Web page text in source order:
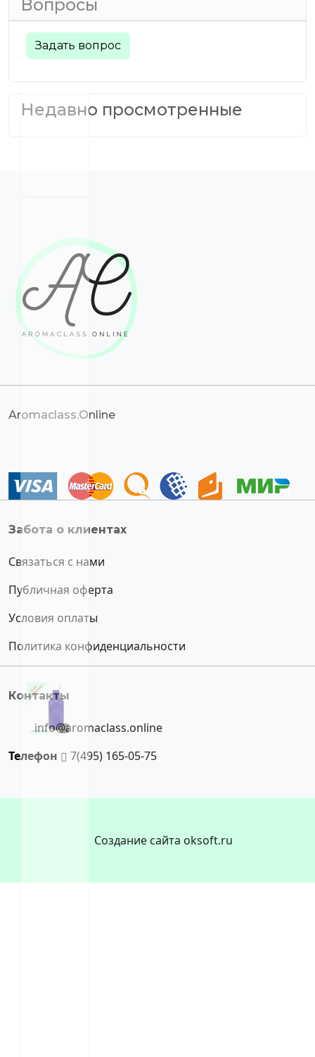
Вопросы
Задать вопрос
Недавно просмотренные
Aromaclass.Online
Забота о клиентах
Связаться с нами
Публичная оферта
Условия оплаты
Политика конфиденциальности
Контакты
info@aromaclass.online
Телефон
7(495) 165-05-75
Создание сайта oksoft.ru